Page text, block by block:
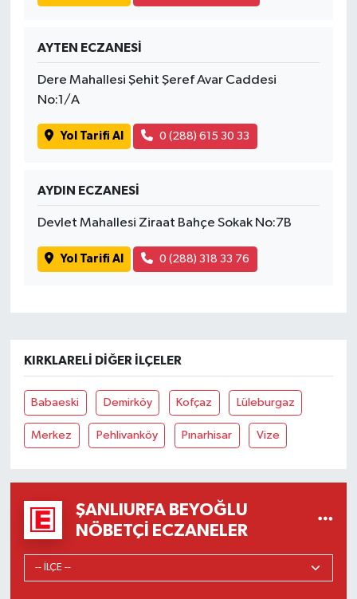
AYTEN ECZANESİ
Dere Mahallesi Şehit Şeref Avar Caddesi
No:1/A
Yol Tarifi Al 0 (288) 615 30 33
AYDIN ECZANESİ
Devlet Mahallesi Ziraat Bahçe Sokak No:7B
Yol Tarifi Al 0 (288) 318 33 76
KIRKLARELI DIĞER İLÇELER
Babaeski Demirköy Kofçaz Lüleburgaz
Merkez Pehlivanköy Pınarhisar Vize
ŞANLIURFA BEYOĞLU
NÖBETÇI ECZANELER